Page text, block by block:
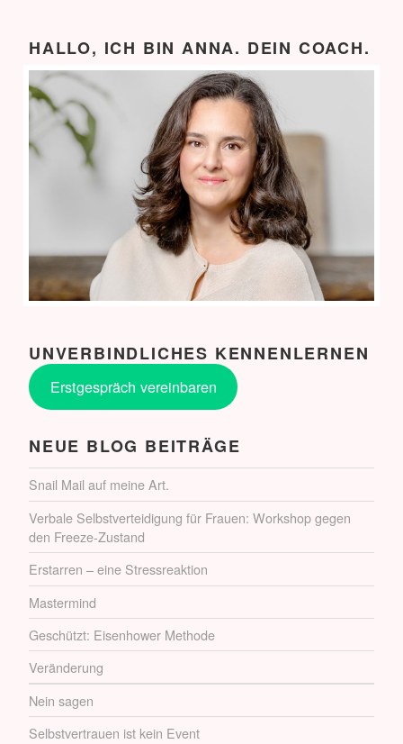
HALLO, ICH BIN ANNA. DEIN COACH.
UNVERBINDLICHES KENNENLERNEN
Erstgespräch vereinbaren
NEUE BLOG BEITRÄGE
Snail Mail auf meine Art.
Verbale Selbstverteidigung für Frauen: Workshop gegen
den Freeze-Zustand
Erstarren – eine Stressreaktion
Mastermind
Geschützt: Eisenhower Methode
Veränderung
Nein sagen
Selbstvertrauen ist kein Event